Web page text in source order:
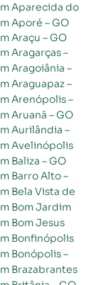
Aporé – GO
Araçu – GO
Aruanã – GO
Baliza – GO